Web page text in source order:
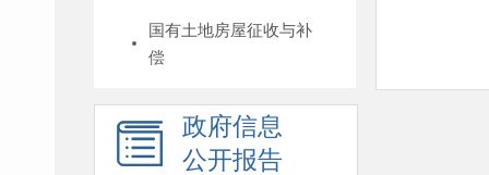
国有土地房屋征收与补
偿
政府信息
公开报告